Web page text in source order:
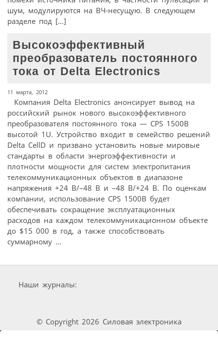
шум, модулируются на ВЧ-несущую. В следующем
разделе под […]
Высокоэффективный
преобразователь постоянного
тока от Delta Electronics
11 марта, 2012
Компания Delta Electronics анонсирует вывод на
российский рынок нового высокоэффективного
преобразователя постоянного тока — CPS 1500В
высотой 1U. Устройство входит в семейство решений
Delta CellD и призвано установить новые мировые
стандарты в области энергоэффективности и
плотности мощности для систем электропитания
телекоммуникационных объектов в диапазоне
напряжения +24 В/–48 В и –48 В/+24 В. По оценкам
компании, использование CPS 1500В будет
обеспечивать сокращение эксплуатационных
расходов на каждом телекоммуникационном объекте
до $15 000 в год, а также способствовать
суммарному ...
Наши журналы:
© Copyright 2026 Силовая электроника